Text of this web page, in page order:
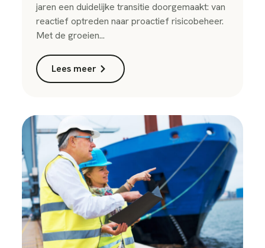
jaren een duidelijke transitie doorgemaakt: van
reactief optreden naar proactief risicobeheer.
Met de groeien...
Lees meer